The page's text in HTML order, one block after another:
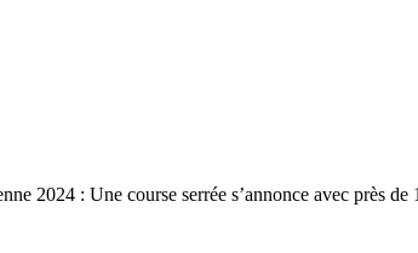
2024 : Une course serrée s’annonce avec près de